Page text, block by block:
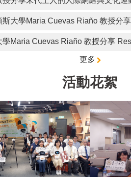
大學Maria Cuevas Riaño 教授
Maria Cuevas Riaño 教授分享
更多
活動花絮